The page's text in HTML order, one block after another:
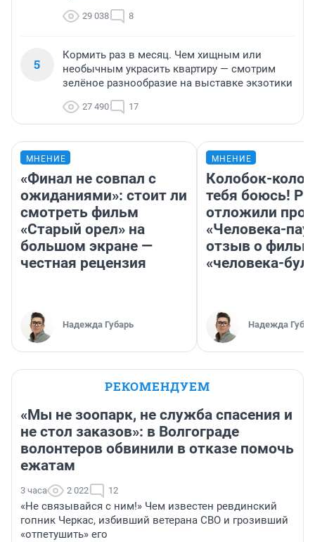
29 038 8
5
Кормить раз в месяц. Чем хищным или
необычным украсить квартиру — смотрим
зелёное разнообразие на выставке экзотики
27 490 17
МНЕНИЕ
«Финал не совпал с
ожиданиями»: стоит ли
смотреть фильм
«Старый орел» на
большом экране —
честная рецензия
Надежда Губарь
МНЕНИЕ
Колобок-
тебя боюсь!
отложили
«Человека-
отзыв о
«человека-
Надежда
РЕКОМЕНДУЕМ
«Мы не зоопарк, не служба спасения и
не стол заказов»: в Волгограде
волонтеров обвинили в отказе помочь
ежатам
3 часа 2 022 12
«Не связывайся с ним!» Чем известен ревдинский
гопник Черкас, избивший ветерана СВО и грозивший
«отпетушить» его